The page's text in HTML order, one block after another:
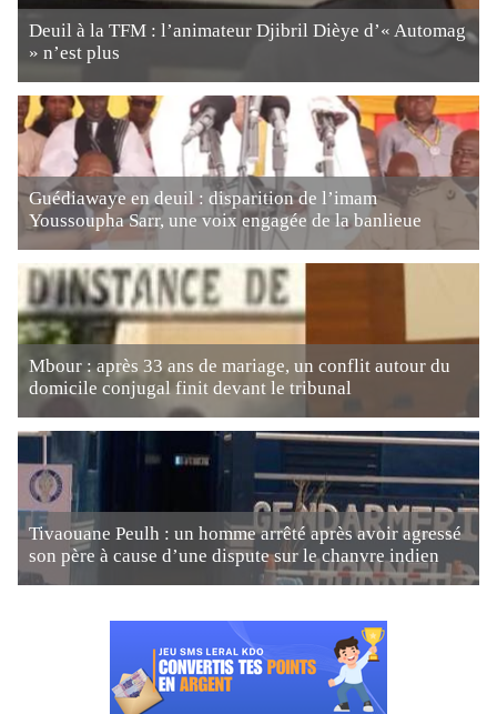
Deuil à la TFM : l’animateur Djibril Dièye d’« Automag
» n’est plus
Guédiawaye en deuil : disparition de l’imam
Youssoupha Sarr, une voix engagée de la banlieue
Mbour : après 33 ans de mariage, un conflit autour du
domicile conjugal finit devant le tribunal
Tivaouane Peulh : un homme arrêté après avoir agressé
son père à cause d’une dispute sur le chanvre indien